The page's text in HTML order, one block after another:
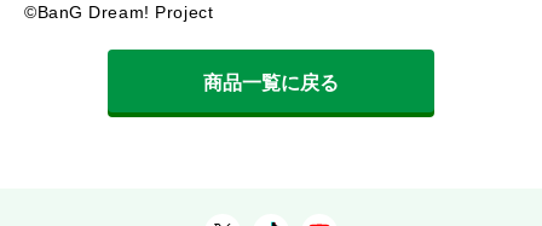
©BanG Dream! Project
商品一覧に戻る